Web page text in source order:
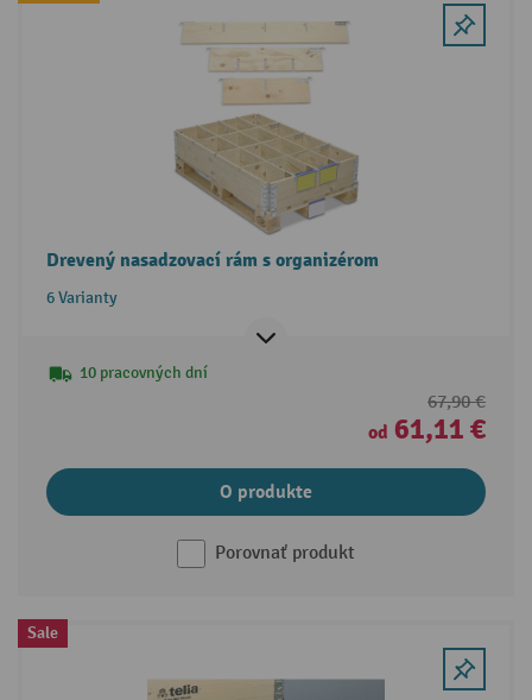
Drevený nasadzovací rám s organizérom
6 Varianty
10 pracovných dní
67,90 €
od 61,11 €
O produkte
Porovnať produkt
Sale